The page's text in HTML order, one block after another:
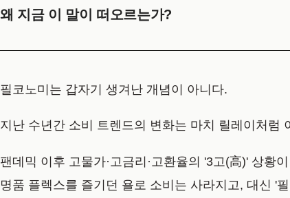
왜 지금 이 말이 떠오르는가?
필코노미는 갑자기 생겨난 개념이 아니다.
지난 수년간 소비 트렌드의 변화는 마치 릴레이처럼
팬데믹 이후 고물가·고금리·고환율의 '3고(高)' 상황
명품 플렉스를 즐기던 욜로 소비는 사라지고, 대신 '